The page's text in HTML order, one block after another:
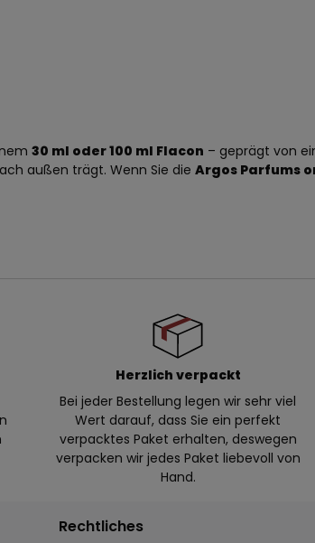
30 ml oder 100 ml Flacon – geprägt von
außen trägt. Wenn Sie die Argos Parfums
Herzlich verpackt
Bei jeder Bestellung legen wir sehr viel
Wert darauf, dass Sie ein perfekt
verpacktes Paket erhalten, deswegen
verpacken wir jedes Paket liebevoll von
Hand.
Rechtliches